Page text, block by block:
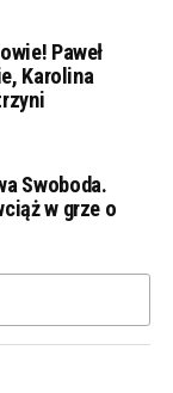
Paweł
Karolina
Swoboda.
w grze o